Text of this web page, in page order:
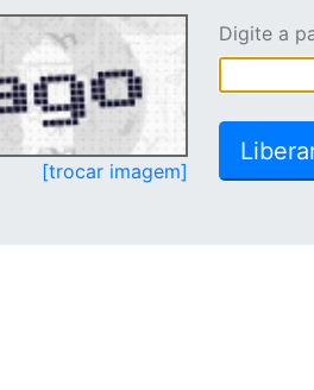
[trocar imagem]
Digite a